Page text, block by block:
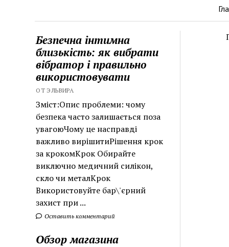
Безпечна інтимна
близькість: як вибрати
вібратор і правильно
використовувати
ОТ ЭЛЬВИРА
Зміст:Опис проблеми: чому
безпека часто залишається поза
увагоюЧому це насправді
важливо вирішитиРішення крок
за крокомКрок Обирайте
виключно медичний силікон,
скло чи металКрок
Використовуйте бар\'єрний
захист при ...
Оставить комментарий
Обзор магазина